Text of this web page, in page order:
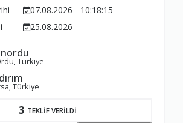
07.08.2026 - 10:18:15
25.08.2026
Türkiye
Türkiye
3 TEKLİF VERİLDİ